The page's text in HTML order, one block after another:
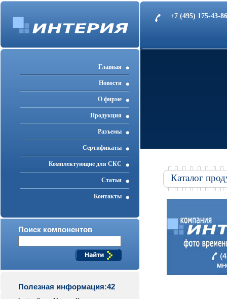
+7 (495) 175-43-
Главная
Новости
О фирме
Продукция
Разъемы
Cертификаты
Комплектующие для СКС
Статьи
Контакты
Поиск компонентов
Полезная информация:42
Каталог